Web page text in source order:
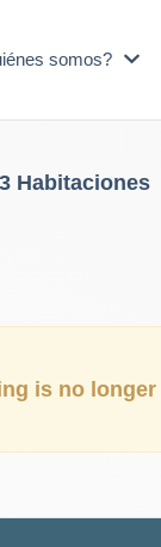
somos?
Habitaciones
is no longer